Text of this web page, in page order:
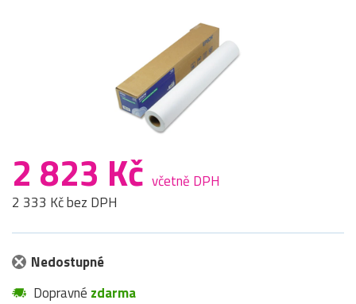
2 823 Kč včetně DPH
2 333 Kč bez DPH
Nedostupné
Dopravné zdarma